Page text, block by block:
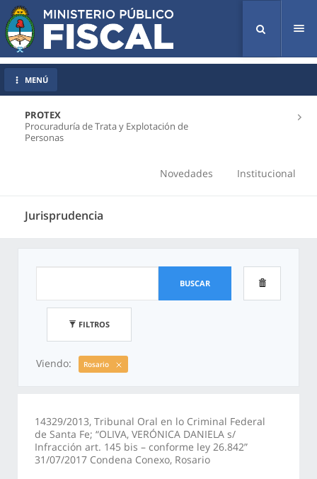
PROTEX
Procuraduría de Trata y Explotación de
Personas
Novedades Institucional
Jurisprudencia
MENÚ
BUSCAR
FILTROS
Viendo: Rosario
14329/2013, Tribunal Oral en lo Criminal Federal
de Santa Fe; “OLIVA, VERÓNICA DANIELA s/
Infracción art. 145 bis – conforme ley 26.842”
31/07/2017 Condena Conexo, Rosario